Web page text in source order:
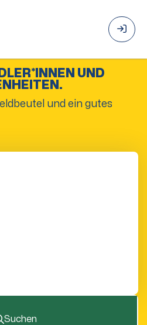
UND
und ein gutes
Suchen